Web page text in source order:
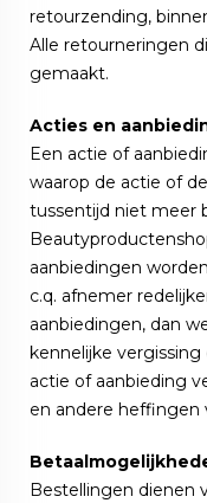
retourzending,
Alle retourneringen
gemaakt.
Acties en
Een actie of
waarop de actie of
tussentijd niet meer
aanbiedingen
c.q. afnemer
aanbiedingen, dan
kennelijke
actie of aanbieding
en andere heffingen
Bestellingen dienen